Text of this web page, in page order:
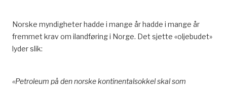
Norske myndigheter hadde i mange år hadde i mange år
fremmet krav om ilandføring i Norge. Det sjette «oljebudet»
lyder slik:
«Petroleum på den norske kontinentalsokkel skal som